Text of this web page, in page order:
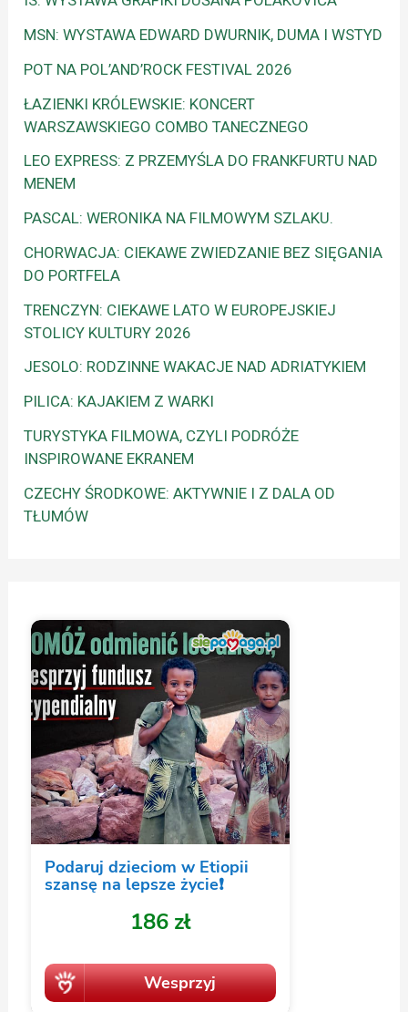
MSN: WYSTAWA EDWARD DWURNIK, DUMA I WSTYD
POT NA POL’AND’ROCK FESTIVAL 2026
ŁAZIENKI KRÓLEWSKIE: KONCERT
WARSZAWSKIEGO COMBO TANECZNEGO
LEO EXPRESS: Z PRZEMYŚLA DO FRANKFURTU NAD
MENEM
PASCAL: WERONIKA NA FILMOWYM SZLAKU.
CHORWACJA: CIEKAWE ZWIEDZANIE BEZ SIĘGANIA
DO PORTFELA
TRENCZYN: CIEKAWE LATO W EUROPEJSKIEJ
STOLICY KULTURY 2026
JESOLO: RODZINNE WAKACJE NAD ADRIATYKIEM
PILICA: KAJAKIEM Z WARKI
TURYSTYKA FILMOWA, CZYLI PODRÓŻE
INSPIROWANE EKRANEM
CZECHY ŚRODKOWE: AKTYWNIE I Z DALA OD
TŁUMÓW